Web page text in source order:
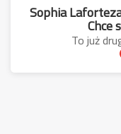
Sophia
Chce
To już